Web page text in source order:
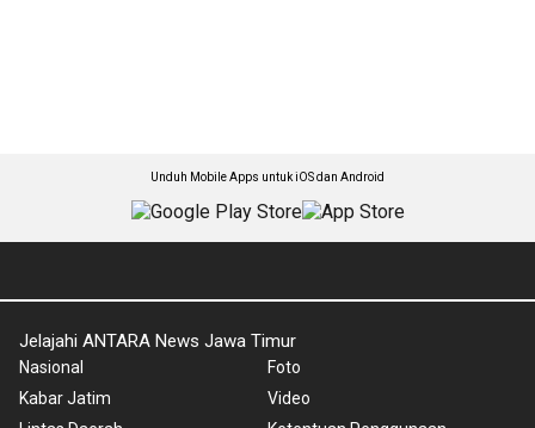
Unduh Mobile Apps untuk iOS dan Android
Jelajahi ANTARA News Jawa Timur
Nasional
Kabar Jatim
Foto
Video